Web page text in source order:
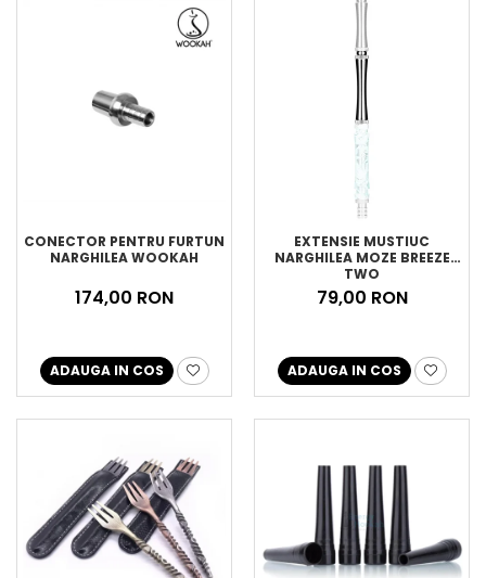
CONECTOR PENTRU FURTUN
NARGHILEA WOOKAH
174,00 RON
ADAUGA IN COS
EXTENSIE MUSTIUC
NARGHILEA MOZE BREEZE
TWO
79,00 RON
ADAUGA IN COS